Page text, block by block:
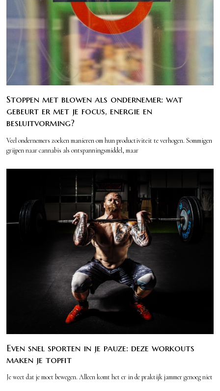
Stoppen met blowen als ondernemer: wat
gebeurt er met je focus, energie en
besluitvorming?
Veel ondernemers zoeken manieren om hun productiviteit te verhogen. Sommigen
grijpen naar cannabis als ontspanningsmiddel, maar
Even snel sporten in je pauze: deze workouts
maken je topfit
Je weet dat je moet bewegen. Alleen komt het er in de praktijk jammer genoeg niet